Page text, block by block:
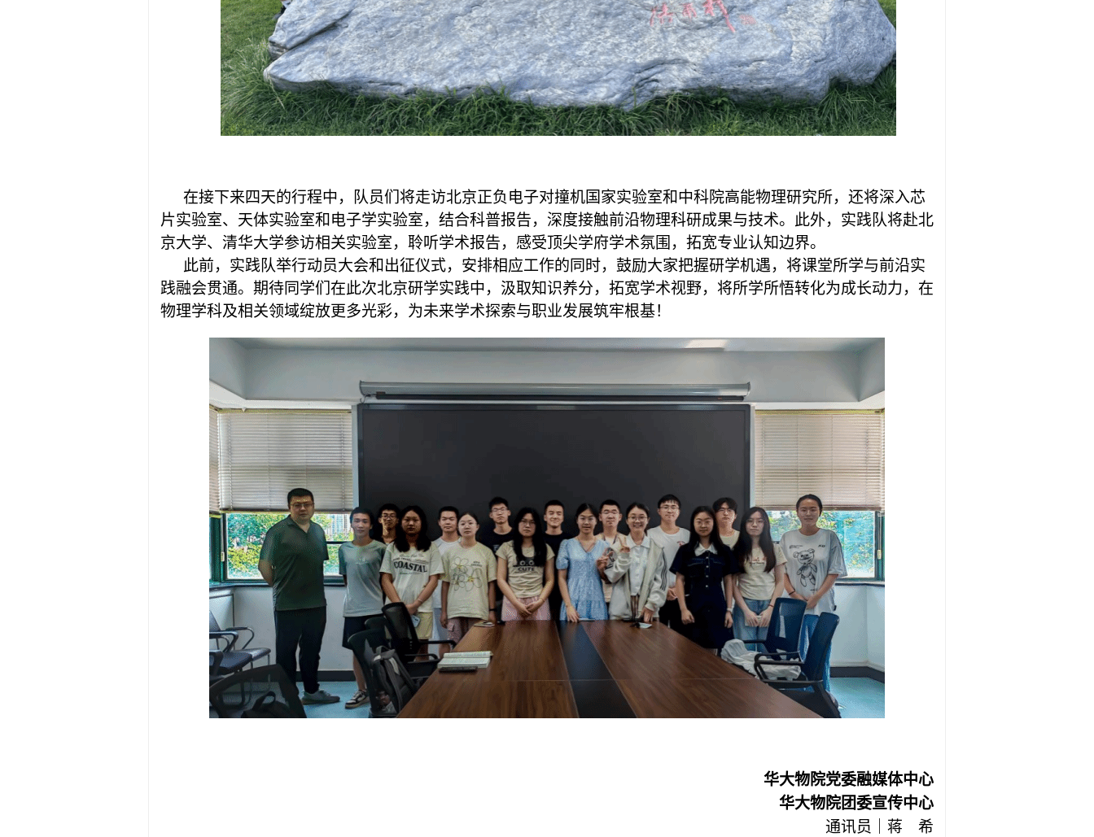
在接下来四天的行程中，队员们将走访北京正负电子对撞机国家实验室和中科院高能物理研究所，还将深入芯
片实验室、天体实验室和电子学实验室，结合科普报告，深度接触前沿物理科研成果与技术。此外，实践队将赴北
京大学、清华大学参访相关实验室，聆听学术报告，感受顶尖学府学术氛围，拓宽专业认知边界。
此前，实践队举行动员大会和出征仪式，安排相应工作的同时，鼓励大家把握研学机遇，将课堂所学与前沿实
践融会贯通。期待同学们在此次北京研学实践中，汲取知识养分，拓宽学术视野，将所学所悟转化为成长动力，在
物理学科及相关领域绽放更多光彩，为未来学术探索与职业发展筑牢根基！
华大物院党委融媒体中心
华大物院团委宣传中心
通讯员｜蒋 希